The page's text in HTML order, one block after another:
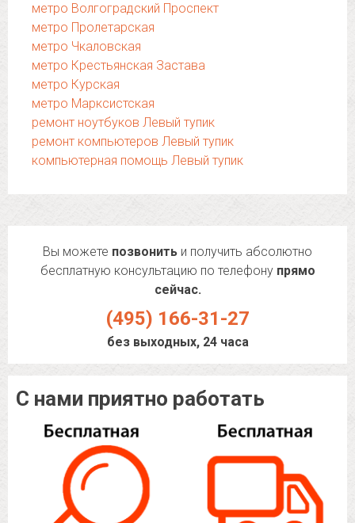
метро Волгоградский Проспект
метро Пролетарская
метро Чкаловская
метро Крестьянская Застава
метро Курская
метро Марксистская
ремонт ноутбуков Левый тупик
ремонт компьютеров Левый тупик
компьютерная помощь Левый тупик
Вы можете позвонить и получить абсолютно
бесплатную консультацию по телефону прямо
сейчас.
(495) 166-31-27
без выходных, 24 часа
С нами приятно работать